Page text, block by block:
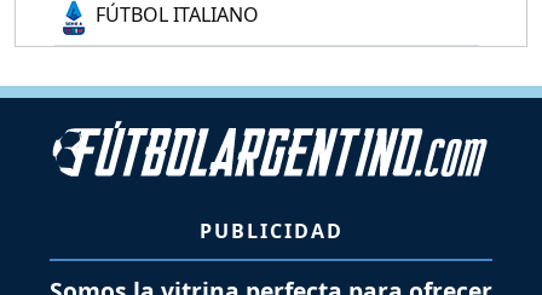
FÚTBOL ITALIANO
PUBLICIDAD